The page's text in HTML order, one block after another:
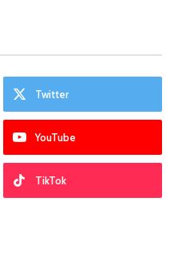
Twitter
YouTube
TikTok